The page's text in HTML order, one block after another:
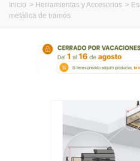
Inicio > Herramientas y Accesorios >
metálica de tramos